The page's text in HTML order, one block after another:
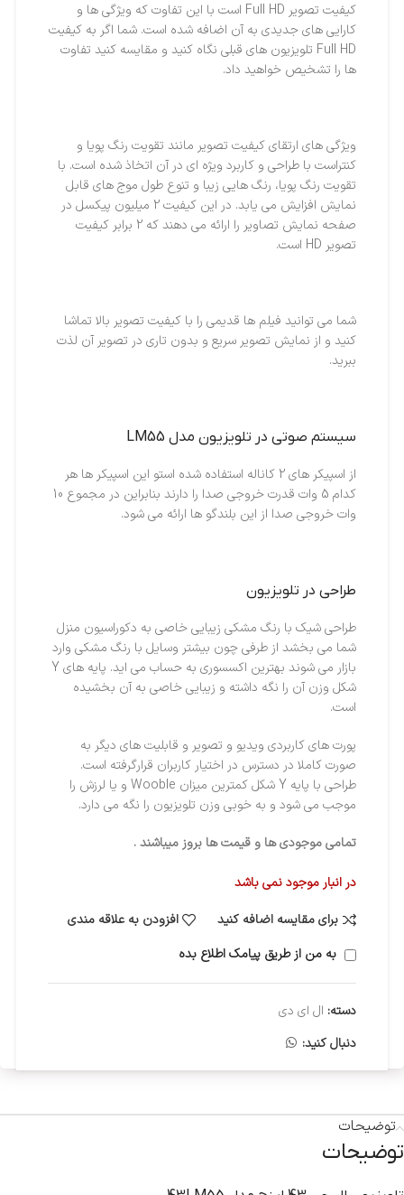
کیفیت تصویر Full HD است با این تفاوت که ویژگی ها و
کارایی های جدیدی به آن اضافه شده است. شما اگر به کیفیت
Full HD تلویزیون های قبلی نگاه کنید و مقایسه کنید تفاوت
ها را تشخیص خواهید داد.
ویژگی های ارتقای کیفیت تصویر مانند تقویت رنگ پویا و
کنتراست با طراحی و کاربرد ویژه ای در آن اتخاذ شده است. با
تقویت رنگ پویا، رنگ هایی زیبا و تنوع طول موج های قابل
نمایش افزایش می یابد. در این کیفیت 2 میلیون پیکسل در
صفحه نمایش تصاویر را ارائه می دهند که 2 برابر کیفیت
تصویر HD است.
شما می توانید فیلم ها قدیمی را با کیفیت تصویر بالا تماشا
کنید و از نمایش تصویر سریع و بدون تاری در تصویر آن لذت
ببرید.
سیستم صوتی در تلویزیون مدل LM55
از اسپیکر های 2 کاناله استفاده شده استو این اسپیکر ها هر
کدام 5 وات قدرت خروجی صدا را دارند بنابراین در مجموع 10
وات خروجی صدا از این بلندگو ها ارائه می شود.
طراحی در تلویزیون
طراحی شیک با رنگ مشکی زیبایی خاصی به دکوراسیون منزل
شما می بخشد از طرفی چون بیشتر وسایل با رنگ مشکی وارد
بازار می شوند بهترین اکسسوری به حساب می اید. پایه های Y
شکل وزن آن را نگه داشته و زیبایی خاصی به آن بخشیده
است.
پورت های کاربردی ویدیو و تصویر و قابلیت های دیگر به
صورت کاملا در دسترس در اختیار کاربران قرارگرفته است.
طراحی با پایه Y شکل کمترین میزان Wooble و یا لرزش را
موجب می شود و به خوبی وزن تلویزیون را نگه می دارد.
تمامی موجودی ها و قیمت ها بروز میباشند .
در انبار موجود نمی باشد
برای مقایسه اضافه کنید
افزودن به علاقه مندی
به من از طریق پیامک اطلاع بده
دسته: ال ای دی
دنبال کنید:
توضیحات
توضیحات